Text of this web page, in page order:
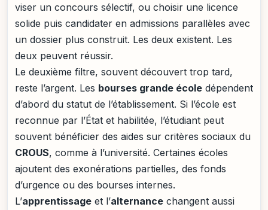
viser un concours sélectif, ou choisir une licence
solide puis candidater en admissions parallèles avec
un dossier plus construit. Les deux existent. Les
deux peuvent réussir.
Le deuxième filtre, souvent découvert trop tard,
reste l’argent. Les bourses grande école dépendent
d’abord du statut de l’établissement. Si l’école est
reconnue par l’État et habilitée, l’étudiant peut
souvent bénéficier des aides sur critères sociaux du
CROUS, comme à l’université. Certaines écoles
ajoutent des exonérations partielles, des fonds
d’urgence ou des bourses internes.
L’apprentissage et l’alternance changent aussi